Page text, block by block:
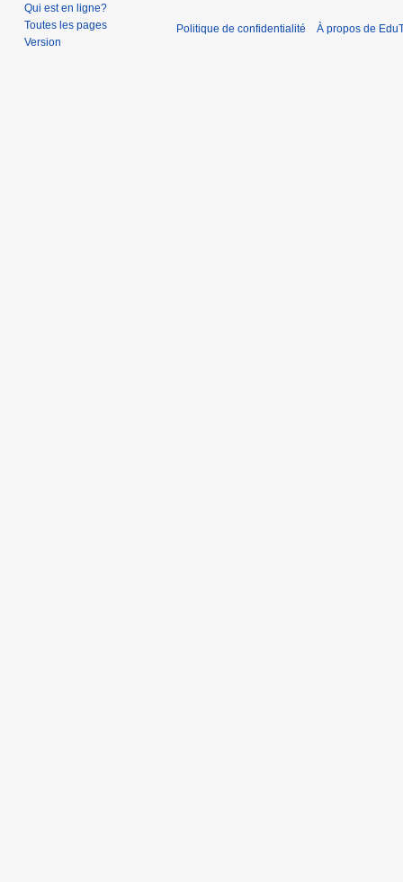
2
Qui est en ligne?
Toutes les pages
Version
Politique de confidentialité À propos de